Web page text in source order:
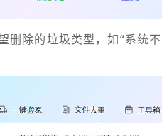
删除的垃圾类型，如“系统